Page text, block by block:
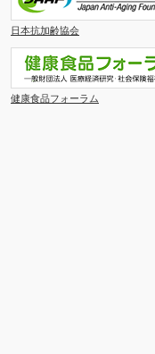
日本抗加齢協会
健康食品フォーラム